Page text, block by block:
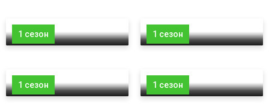
1 сезон 1 сезон
1 сезон 1 сезон